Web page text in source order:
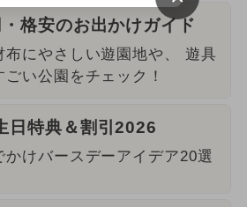
格安のお出かけガイド
布にやさしい遊園地や、 遊具
ごい公園をチェック！
日特典＆割引2026
かけバースデーアイデア20選